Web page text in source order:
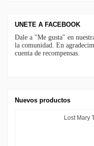
UNETE A FACEBOOK
Dale a "Me gusta" en
la comunidad. En
cuenta de recompensas.
Nuevos productos
Lost Mary